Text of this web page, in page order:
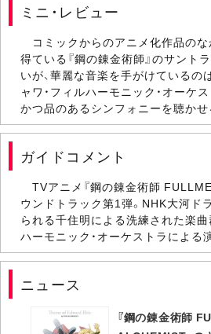
ミニ・レビュー
コミックからのアニメ化作品の
得ている『鋼の錬金術師』のサント
いが、華麗な音楽を手がけているの
ャワ・フィルハーモニック・オーケ
かつ品のあるシンフォニーを聴かせ
ガイドコメント
TVアニメ『鋼の錬金術師
ウンドトラック第1弾。NHK大河ド
られる千住明による洗練された楽曲
ハーモニック・オーケストラによる
ニュース
『鋼の錬金術師